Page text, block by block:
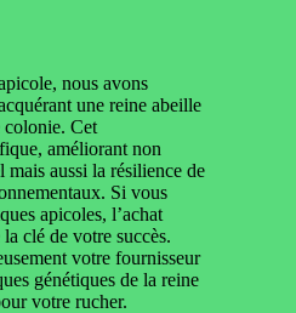
nous avons
une reine abeille
colonie. Cet
améliorant non
aussi la résilience de
Si vous
apicoles, l’achat
clé de votre succès.
votre fournisseur
génétiques de la reine
votre rucher.